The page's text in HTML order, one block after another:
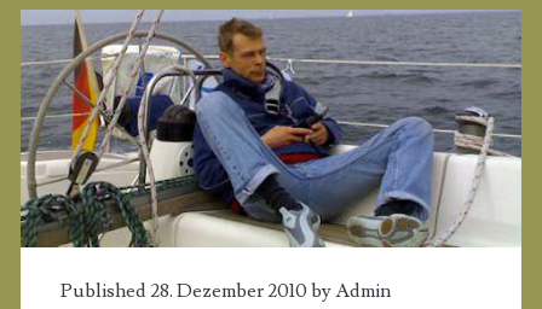
Published 28. Dezember 2010 byAdmin